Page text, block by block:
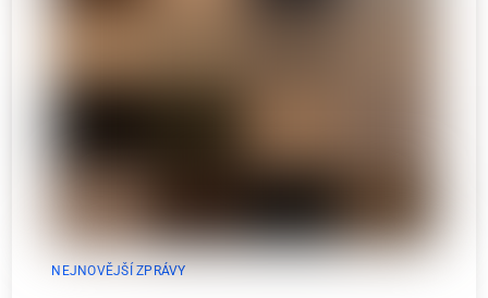
NEJNOVĚJŠÍ ZPRÁVY